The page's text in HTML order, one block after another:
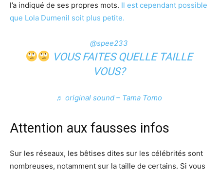
l’a indiqué de ses propres mots. Il est cependant possible
que Lola Dumenil soit plus petite.
@spee233
VOUS FAITES QUELLE TAILLE
VOUS?
♬ original sound – Tama Tomo
Attention aux fausses infos
Sur les réseaux, les bêtises dites sur les célébrités sont
nombreuses, notamment sur la taille de certains. Si vous